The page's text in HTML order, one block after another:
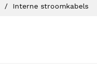
Interne stroomkabels